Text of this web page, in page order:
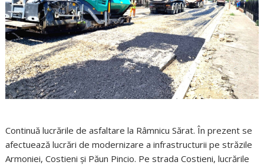
Continuă lucrările de asfaltare la Râmnicu Sărat. În prezent se
afectuează lucrări de modernizare a infrastructurii pe străzile
Armoniei, Costieni și Păun Pincio. Pe strada Costieni, lucrările